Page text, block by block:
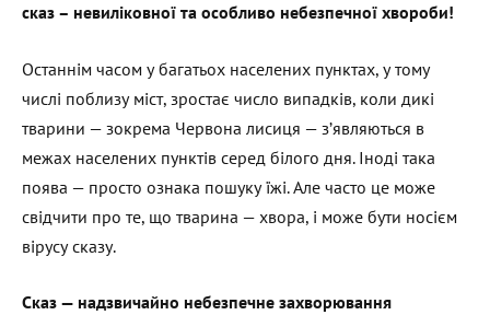
сказ – невиліковної та особливо небезпечної хвороби!
Останнім часом у багатьох населених пунктах, у тому
числі поблизу міст, зростає число випадків, коли дикі
тварини — зокрема Червона лисиця — з’являються в
межах населених пунктів серед білого дня. Іноді така
поява — просто ознака пошуку їжі. Але часто це може
свідчити про те, що тварина — хвора, і може бути носієм
вірусу сказу.
Сказ — надзвичайно небезпечне захворювання